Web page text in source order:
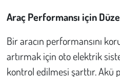
Araç Performansı için
Bir aracın performansını
artırmak için oto elektrik
kontrol edilmesi şarttır. Akü